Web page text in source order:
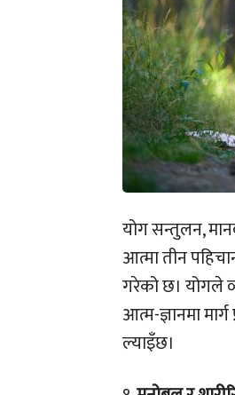
योग सन्तुलन,
आत्मा तीन
गरेको छ। योगले
आत्म-ज्ञानमा
ल्याइँछ।